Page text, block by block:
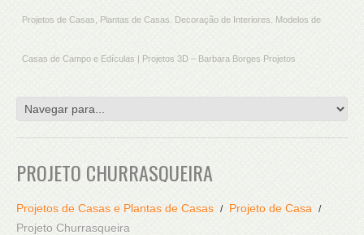
Projetos de Casas, Plantas de Casas. Decoração de Interiores. Modelos de
Casas de Campo e Edículas | Projetos 3D – Barbara Borges Projetos
PROJETO CHURRASQUEIRA
Projetos de Casas e Plantas de Casas
Projeto de Casa
Projeto Churrasqueira